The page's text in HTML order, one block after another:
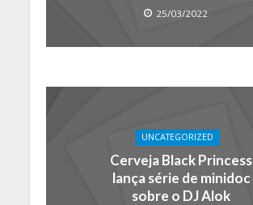
25/03/2022
UNCATEGORIZED
Cerveja Black Princess
lança série de minidoc
sobre o DJ Alok